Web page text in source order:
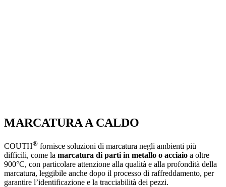
MARCATURA A CALDO
COUTH® fornisce soluzioni di marcatura negli ambienti più
difficili, come la marcatura di parti in metallo o acciaio a oltre
900°C, con particolare attenzione alla qualità e alla profondità della
marcatura, leggibile anche dopo il processo di raffreddamento, per
garantire l’identificazione e la tracciabilità dei pezzi.